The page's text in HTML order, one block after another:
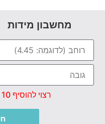
מחשבון מידות
רצוי להוסיף 10 ס"מ לגובה ולרוחב !